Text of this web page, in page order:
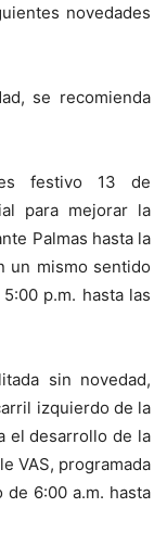
novedades
se recomienda
festivo 13 de
para mejorar la
Palmas hasta la
un mismo sentido
p.m. hasta las
sin novedad,
izquierdo de la
el desarrollo de la
VAS, programada
6:00 a.m. hasta